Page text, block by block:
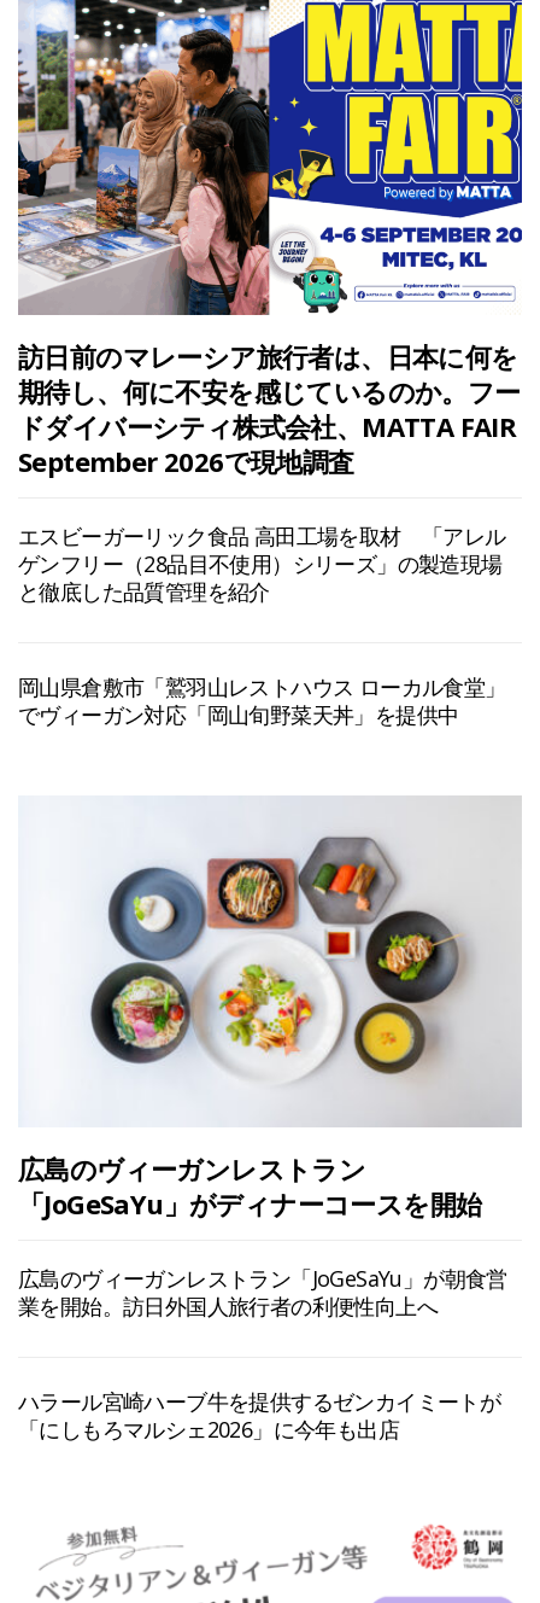
訪日前のマレーシア旅行者は、日本に何を
期待し、何に不安を感じているのか。フー
ドダイバーシティ株式会社、MATTA FAIR
September 2026で現地調査
エスビーガーリック食品 高田工場を取材 「アレル
ゲンフリー（28品目不使用）シリーズ」の製造現場
と徹底した品質管理を紹介
岡山県倉敷市「鷲羽山レストハウス ローカル食堂」
でヴィーガン対応「岡山旬野菜天丼」を提供中
広島のヴィーガンレストラン
「JoGeSaYu」がディナーコースを開始
広島のヴィーガンレストラン「JoGeSaYu」が朝食営
業を開始。訪日外国人旅行者の利便性向上へ
ハラール宮崎ハーブ牛を提供するゼンカイミートが
「にしもろマルシェ2026」に今年も出店